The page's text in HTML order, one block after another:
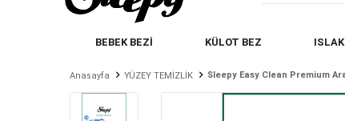
BEBEK BEZİ KÜLOT BEZ
Anasayfa YÜZEY TEMİZLİK Sleepy Easy Clean Premium